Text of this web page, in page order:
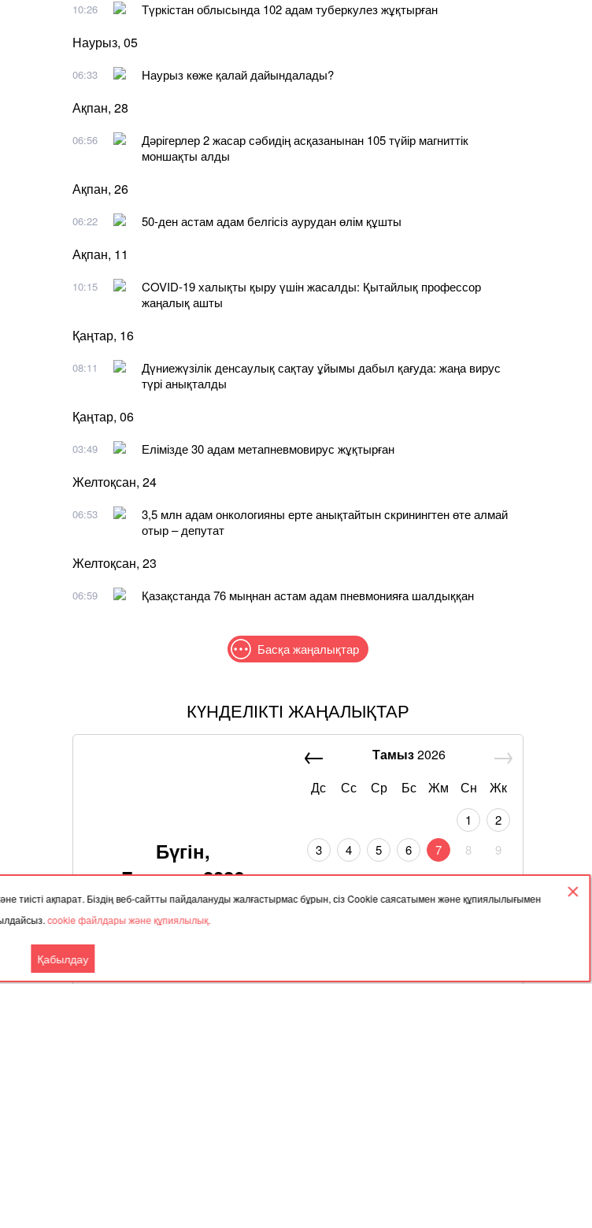
тиісті ақпарат. Біздің веб-сайтты пайдалануды жалғастырмас бұрын, сіз Cookie саясатымен және құпиялылығымен
cookie файлдары және құпиялылық.
Қабылдау
10:26 Түркістан облысында 102 адам туберкулез жұқтырған
Наурыз, 05
06:33 Наурыз көже қалай дайындалады?
Ақпан, 28
06:56
Дәрігерлер 2 жасар сәбидің асқазанынан 105 түйір магниттік
моншақты алды
Ақпан, 26
06:22 50-ден астам адам белгісіз аурудан өлім құшты
Ақпан, 11
10:15
COVID-19 халықты қыру үшін жасалды: Қытайлық профессор
жаңалық ашты
Қаңтар, 16
08:11
Дүниежүзілік денсаулық сақтау ұйымы дабыл қағуда: жаңа вирус
түрі анықталды
Қаңтар, 06
03:49 Елімізде 30 адам метапневмовирус жұқтырған
Желтоқсан, 24
06:53
3,5 млн адам онкологияны ерте анықтайтын скринингтен өте алмай
отыр – депутат
Желтоқсан, 23
06:59 Қазақстанда 76 мыңнан астам адам пневмонияға шалдыққан
Басқа жаңалықтар
КҮНДЕЛІКТІ ЖАҢАЛЫҚТАР
Бүгін,
7 тамыз 2026
Тамыз2026
Дс
Сс Ср Бс Жм Сн Жк
1
2
3
4 5 6 7 8
9
10
11 12 13 14 15
16
17
22